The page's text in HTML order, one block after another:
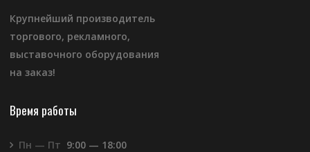
Крупнейший производитель
торгового, рекламного,
выставочного оборудования
на заказ!
Время работы
Пн — Пт 9:00 — 18:00